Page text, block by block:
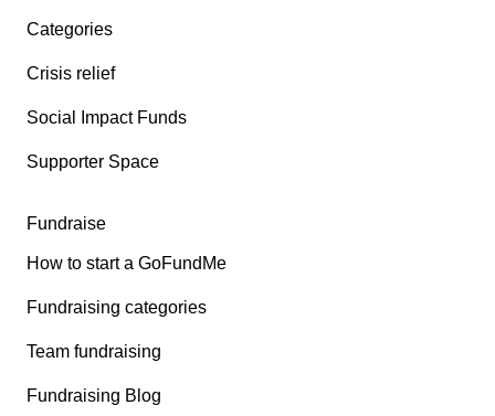
Categories
Crisis relief
Social Impact Funds
Supporter Space
Fundraise
How to start a GoFundMe
Fundraising categories
Team fundraising
Fundraising Blog